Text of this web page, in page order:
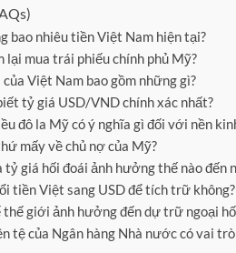
bao nhiêu tiền Việt Nam hiện tại?
lại mua trái phiếu chính phủ Mỹ?
Việt Nam bao gồm những gì?
tỷ giá USD/VND chính xác nhất?
đô la Mỹ có ý nghĩa gì đối với nền
mấy về chủ nợ của Mỹ?
tỷ giá hối đoái ảnh hưởng thế nào đến
tiền Việt sang USD để tích trữ không?
thế giới ảnh hưởng đến dự trữ ngoại
tệ của Ngân hàng Nhà nước có vai